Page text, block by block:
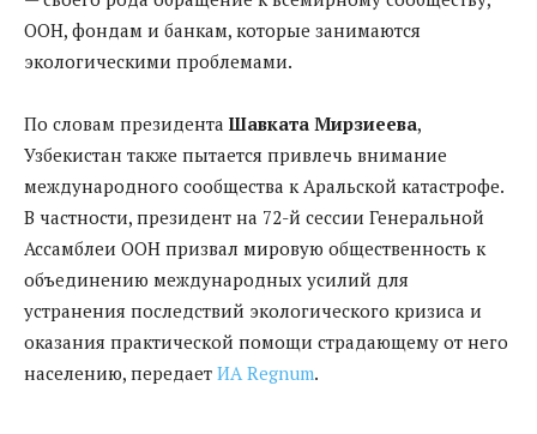
ООН, фондам и банкам, которые занимаются
экологическими проблемами.
По словам президента Шавката Мирзиеева,
Узбекистан также пытается привлечь внимание
международного сообщества к Аральской катастрофе.
В частности, президент на 72-й сессии Генеральной
Ассамблеи ООН призвал мировую общественность к
объединению международных усилий для
устранения последствий экологического кризиса и
оказания практической помощи страдающему от него
населению, передает ИА Regnum.